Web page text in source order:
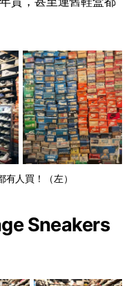
人買！（左）
Sneakers